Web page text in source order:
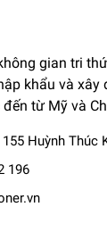
gian tri
khẩu và xây
từ Mỹ và
Huỳnh Thúc
196